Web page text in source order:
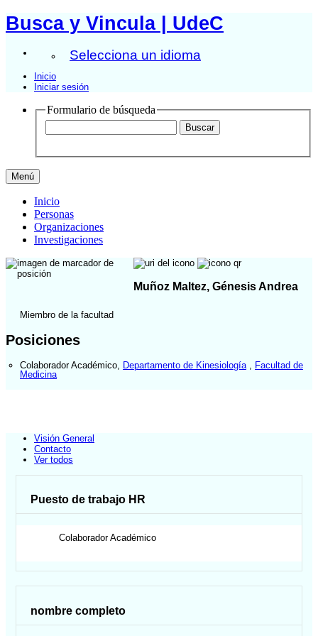
Busca y Vincula | UdeC
Selecciona un idioma
Inicio
Iniciar sesión
Formulario de búsqueda
Menú
Inicio
Personas
Organizaciones
Investigaciones
Muñoz Maltez, Génesis Andrea
Miembro de la facultad
Posiciones
Colaborador Académico Departamento de Kinesiología
Facultad de
Medicina
Visión General
Contacto
Ver todos
Puesto de trabajo HR
Colaborador Académico
nombre completo